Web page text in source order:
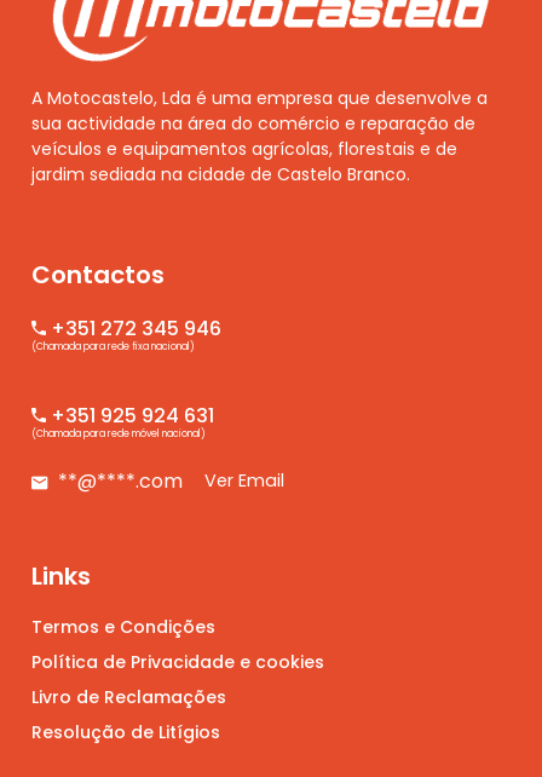
A Motocastelo, Lda é uma empresa que desenvolve a
sua actividade na área do comércio e reparação de
veículos e equipamentos agrícolas, florestais e de
jardim sediada na cidade de Castelo Branco.
Contactos
+351 272 345 946
(Chamada para rede fixa nacional)
+351 925 924 631
(Chamada para rede móvel nacional)
**@****.com Ver Email
Links
Termos e Condições
Política de Privacidade e cookies
Livro de Reclamações
Resolução de Litígios